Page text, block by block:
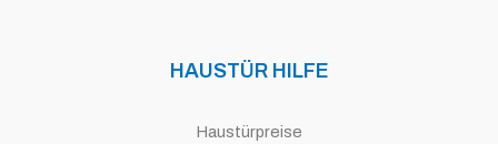
HAUSTÜR HILFE
Haustürpreise